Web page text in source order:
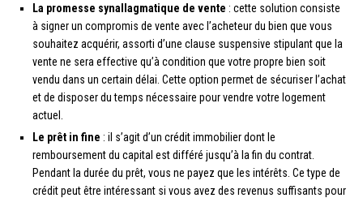
La promesse synallagmatique de vente : cette solution consiste
à signer un compromis de vente avec l’acheteur du bien que vous
souhaitez acquérir, assorti d’une clause suspensive stipulant que la
vente ne sera effective qu’à condition que votre propre bien soit
vendu dans un certain délai. Cette option permet de sécuriser l’achat
et de disposer du temps nécessaire pour vendre votre logement
actuel.
Le prêt in fine : il s’agit d’un crédit immobilier dont le
remboursement du capital est différé jusqu’à la fin du contrat.
Pendant la durée du prêt, vous ne payez que les intérêts. Ce type de
crédit peut être intéressant si vous avez des revenus suffisants pour